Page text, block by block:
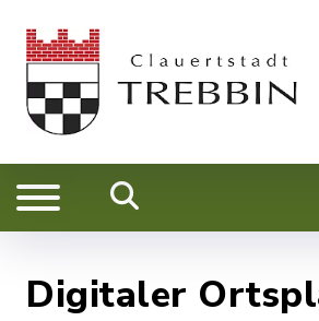
Digitaler